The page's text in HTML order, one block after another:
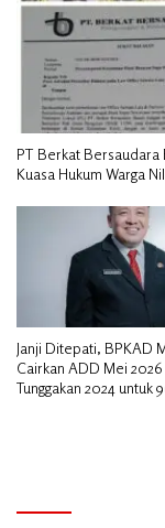
PT Berkat Bersaudara
Kuasa Hukum Warga
Janji Ditepati, BPKAD
Cairkan ADD Mei
Tunggakan 2024 untuk